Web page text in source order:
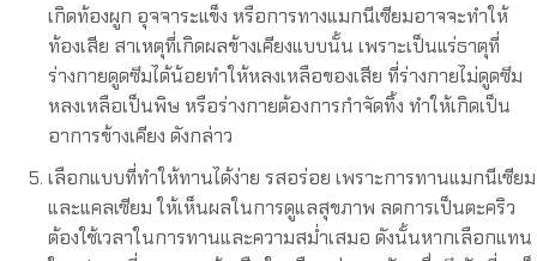
เกิดท้องผูก อุจจาระแข็ง หรือการทางแมกนีเซียมอาจจะทำให้
ท้องเสีย สาเหตุที่เกิดผลข้างเคียงแบบนั้น เพราะเป็นแร่ธาตุที่
ร่างกายดูดซึมได้น้อยทำให้หลงเหลือของเสีย ที่ร่างกายไม่ดูดซึม
หลงเหลือเป็นพิษ หรือร่างกายต้องการกำจัดทิ้ง ทำให้เกิดเป็น
อาการข้างเคียง ดังกล่าว
เลือกแบบที่ทำให้ทานได้ง่าย รสอร่อย เพราะการทานแมกนีเซียม
และแคลเซียม ให้เห็นผลในการดูแลสุขภาพ ลดการเป็นตะคริว
ต้องใช้เวลาในการทานและความสม่ำเสมอ ดังนั้นหากเลือกแทน